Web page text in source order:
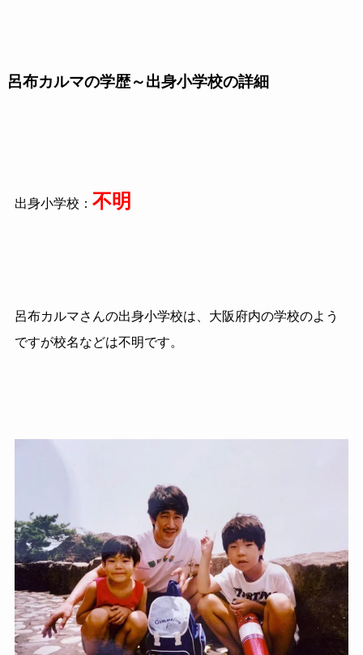
呂布カルマの学歴～出身小学校の詳細
出身小学校： 不明
呂布カルマさんの出身小学校は、大阪府内の学校のよう
ですが校名などは不明です。